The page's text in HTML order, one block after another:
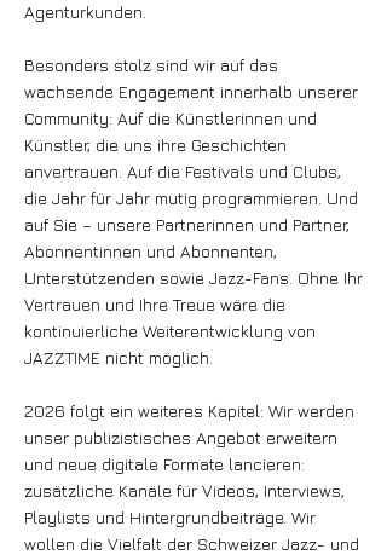
Agenturkunden.
Besonders stolz sind wir auf das
wachsende Engagement innerhalb unserer
Community: Auf die Künstlerinnen und
Künstler, die uns ihre Geschichten
anvertrauen. Auf die Festivals und Clubs,
die Jahr für Jahr mutig programmieren. Und
auf Sie – unsere Partnerinnen und Partner,
Abonnentinnen und Abonnenten,
Unterstützenden sowie Jazz-Fans. Ohne Ihr
Vertrauen und Ihre Treue wäre die
kontinuierliche Weiterentwicklung von
JAZZTIME nicht möglich.
2026 folgt ein weiteres Kapitel: Wir werden
unser publizistisches Angebot erweitern
und neue digitale Formate lancieren:
zusätzliche Kanäle für Videos, Interviews,
Playlists und Hintergrundbeiträge. Wir
wollen die Vielfalt der Schweizer Jazz- und